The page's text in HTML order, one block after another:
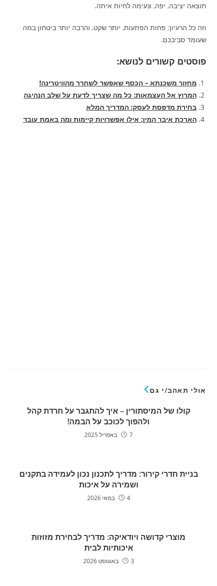
תוצאה יציבה, יפה, ונעימה לחיות איתה.
וזה כל הרעיון: פחות הפתעות, יותר שקט, והרבה יותר ביטחון במה
שעומד סביבכם.
פוסטים קשורים לנושא:
מחזור משכנתא – הכסף שאפשר לשחרר מהוויטרינה!
המרוץ אל העצמאות: כל מה שצריך לדעת על שלב הנהיגה
בחירת מדפסת לעסק: המדריך המלא
הארכת איבר המין: אילו אפשרויות קיימות ומה באמת עובד
אולי תאהב/י גם
קולו של המיסתורין – איך להתגבר על חרדת קהל
ולהפוך לכוכב על הבמה!
7 באפריל 2025
בניית חדרי קירור: מדריך לתכנון נכון לעמידה בתקנים
ושמירה על איכות
4 במאי 2026
מוצרי קדושה ויודאיקה: מדריך לבחירת מזוזות
איכותיות לבית
3 באוגוסט 2026